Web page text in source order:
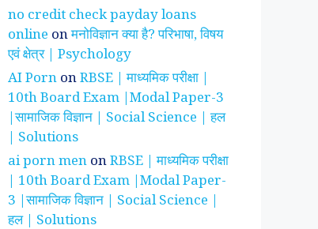
no credit check payday loans
online onमनोविज्ञान क्या है? परिभाषा, विषय
एवं क्षेत्र | Psychology
AI Porn onRBSE | माध्यमिक परीक्षा |
10th Board Exam |Modal Paper-3
|सामाजिक विज्ञान | Social Science | हल
| Solutions
ai porn men onRBSE | माध्यमिक परीक्षा
| 10th Board Exam |Modal Paper-
3 |सामाजिक विज्ञान | Social Science |
हल | Solutions